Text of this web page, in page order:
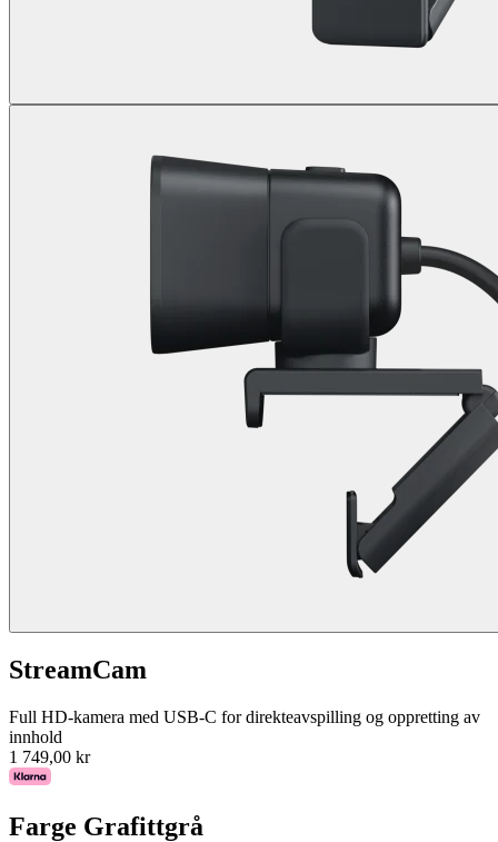
StreamCam
Full HD-kamera med USB-C for direkteavspilling og oppretting av
innhold
1 749,00 kr
Farge Grafittgrå